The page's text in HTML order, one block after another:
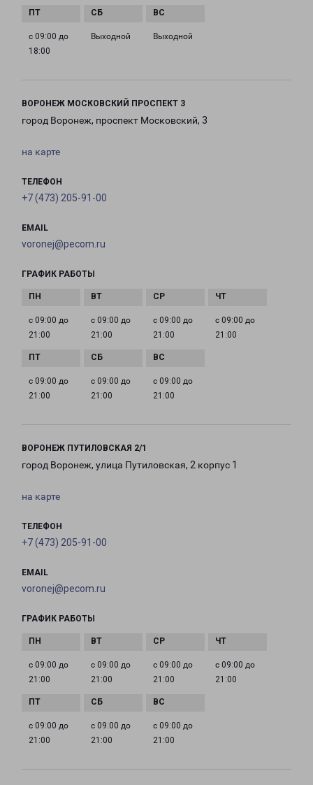
с 09:00 до
18:00
Выходной Выходной
ВОРОНЕЖ МОСКОВСКИЙ ПРОСПЕКТ 3
город Воронеж, проспект Московский, 3
на карте
ТЕЛЕФОН
+7 (473) 205-91-00
EMAIL
voronej@pecom.ru
ГРАФИК РАБОТЫ
с 09:00 до
21:00
с 09:00 до
21:00
с 09:00 до
21:00
с 09:00 до
21:00
с 09:00 до
21:00
с 09:00 до
21:00
с 09:00 до
21:00
ВОРОНЕЖ ПУТИЛОВСКАЯ 2/1
город Воронеж, улица Путиловская, 2 корпус 1
на карте
ТЕЛЕФОН
+7 (473) 205-91-00
EMAIL
voronej@pecom.ru
ГРАФИК РАБОТЫ
с 09:00 до
21:00
с 09:00 до
21:00
с 09:00 до
21:00
с 09:00 до
21:00
с 09:00 до
21:00
с 09:00 до
21:00
с 09:00 до
21:00